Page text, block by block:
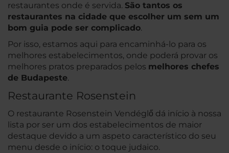
restaurantes onde é servida. São tantos os
restaurantes na cidade que escolher um sem um
bom guia pode ser complicado.
Por isso, estamos aqui para encaminhá-lo para os
melhores estabelecimentos, onde poderá provar os
melhores pratos preparados pelos melhores chefes
de Budapeste.
Restaurante Rosenstein
O restaurante Rosenstein Vendéglő dá início à nossa
lista por ser um dos estabelecimentos de maior
destaque devido a um aspeto característico do seu
menu desde o início: o toque judaico.